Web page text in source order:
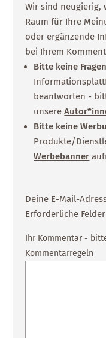
Wir sind neugierig,
Raum für Ihre
oder ergänzende
bei Ihrem
Bitte keine
beantworten -
unsere
Bitte keine
Produkte/
Werbebanner
Deine E-Mail-
Erforderliche
Ihr Kommentar -
Kommentarregeln